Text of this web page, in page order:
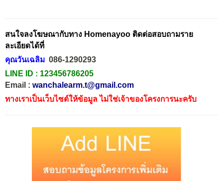
สนใจลงโฆษณากับทาง Homenayoo ติดต่อสอบถามราย
ละเอียดได้ที่
คุณวันเฉลิม 086-1290293
LINE ID : 123456786205
Email : wanchalearm.t@gmail.com
ทางเราเป็นเว็บไซต์ให้ข้อมูล ไม่ใช่เจ้าของโครงการนะครับ